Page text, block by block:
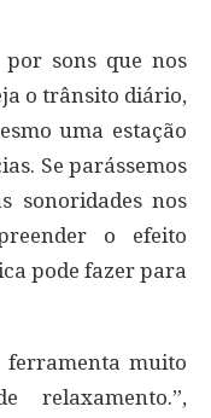
por sons que nos
o trânsito diário,
uma estação
Se parássemos
sonoridades nos
o efeito
pode fazer para
ferramenta muito
relaxamento.”,